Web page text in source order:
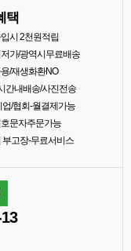
택
시 2천원적립
가/광역시무료배송
/재생화환NO
간내배송/사진전송
/협회-월결제가능
문자주문가능
고장-무료서비스